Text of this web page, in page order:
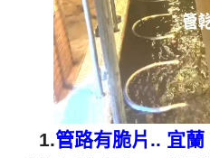
1.管路有脆片.. 宜